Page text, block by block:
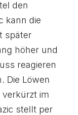
den
kann die
später
höher und
reagieren
Die Löwen
im
stellt per